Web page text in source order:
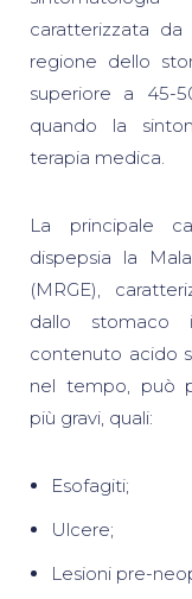
caratterizzata
regione dello
superiore a 45-
quando la
terapia medica.
La principale
dispepsia la
(MRGE),
dallo stomaco
contenuto acido
nel tempo, può
più gravi, quali:
Esofagiti;
Ulcere;
Lesioni pre-